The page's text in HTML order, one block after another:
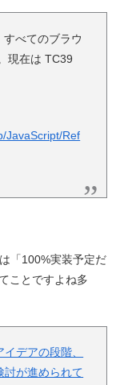
べてのブラウ
現在は TC39
JavaScript/Ref
「100%実装予定だ
ことですよね多
デアの段階、
討が進められて